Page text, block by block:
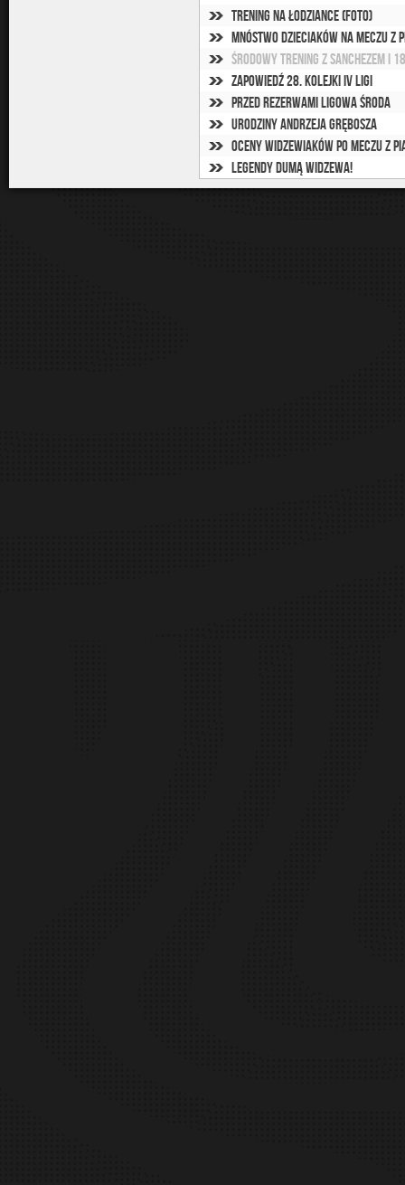
Trening na Łodziance (foto)
Mnóstwo dzieciaków na meczu z
Środowy trening z Sanchezem i
Zapowiedź 28. kolejki IV ligi
Przed rezerwami ligowa środa
Urodziny Andrzeja Grębosza
Oceny widzewiaków po meczu z
Legendy dumą Widzewa!